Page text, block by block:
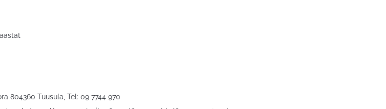
804360 Tuusula, Tel: 09 7744 970